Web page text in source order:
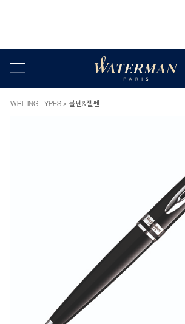
WRITING TYPES 볼펜&젤펜